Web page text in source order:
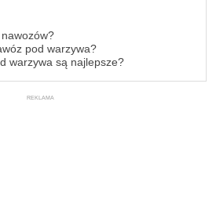
pod warzywa?
warzywa są najlepsze?
REKLAMA